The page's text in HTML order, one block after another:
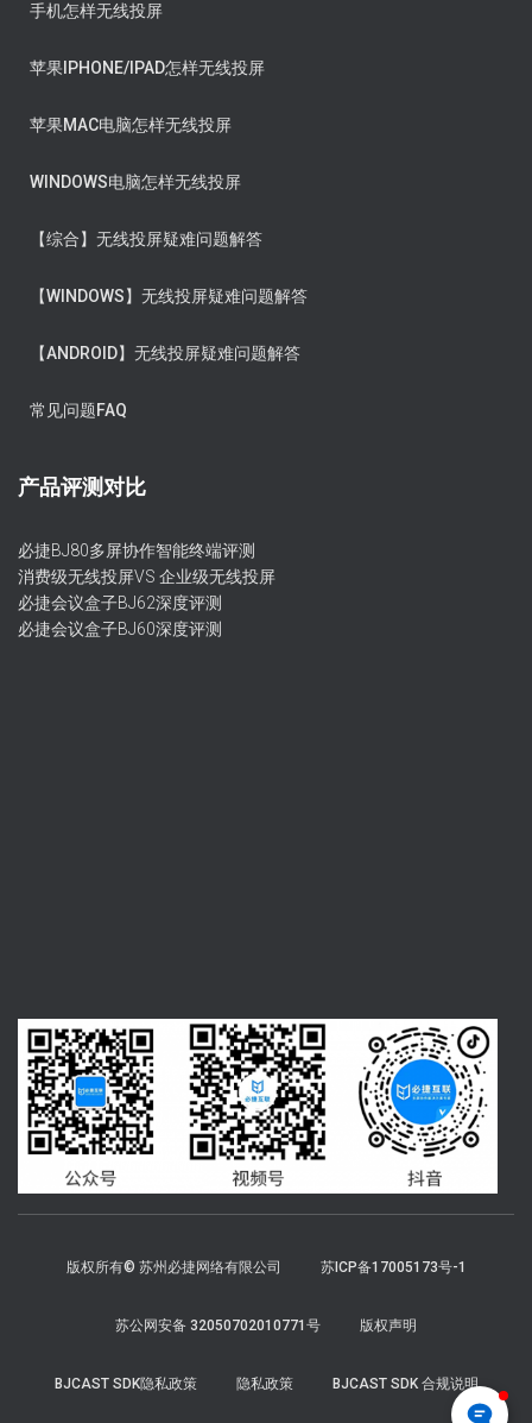
手机怎样无线投屏
苹果IPHONE/IPAD怎样无线投屏
苹果MAC电脑怎样无线投屏
WINDOWS电脑怎样无线投屏
【综合】无线投屏疑难问题解答
【WINDOWS】无线投屏疑难问题解答
【ANDROID】无线投屏疑难问题解答
常见问题FAQ
产品评测对比
必捷BJ80多屏协作智能终端评测
消费级无线投屏VS 企业级无线投屏
必捷会议盒子BJ62深度评测
必捷会议盒子BJ60深度评测
版权所有© 苏州必捷网络有限公司 苏ICP备17005173号-1
苏公网安备 32050702010771号 版权声明
BJCAST SDK隐私政策 隐私政策 BJCAST SDK 合规说明